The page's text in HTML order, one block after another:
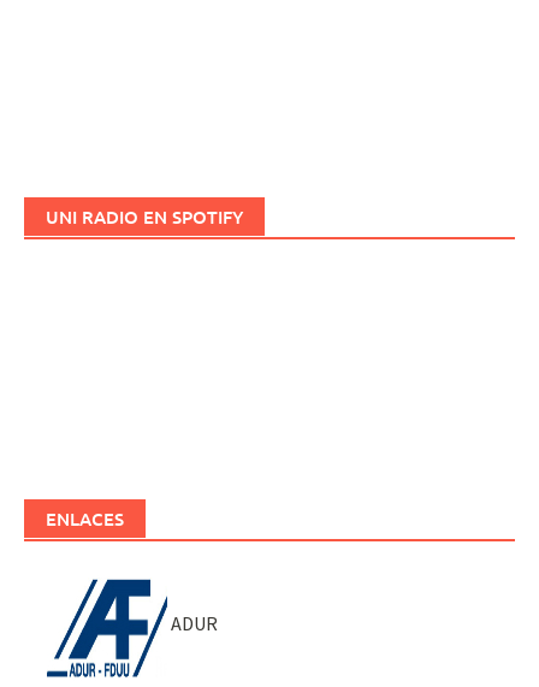
UNI RADIO EN SPOTIFY
ENLACES
ADUR